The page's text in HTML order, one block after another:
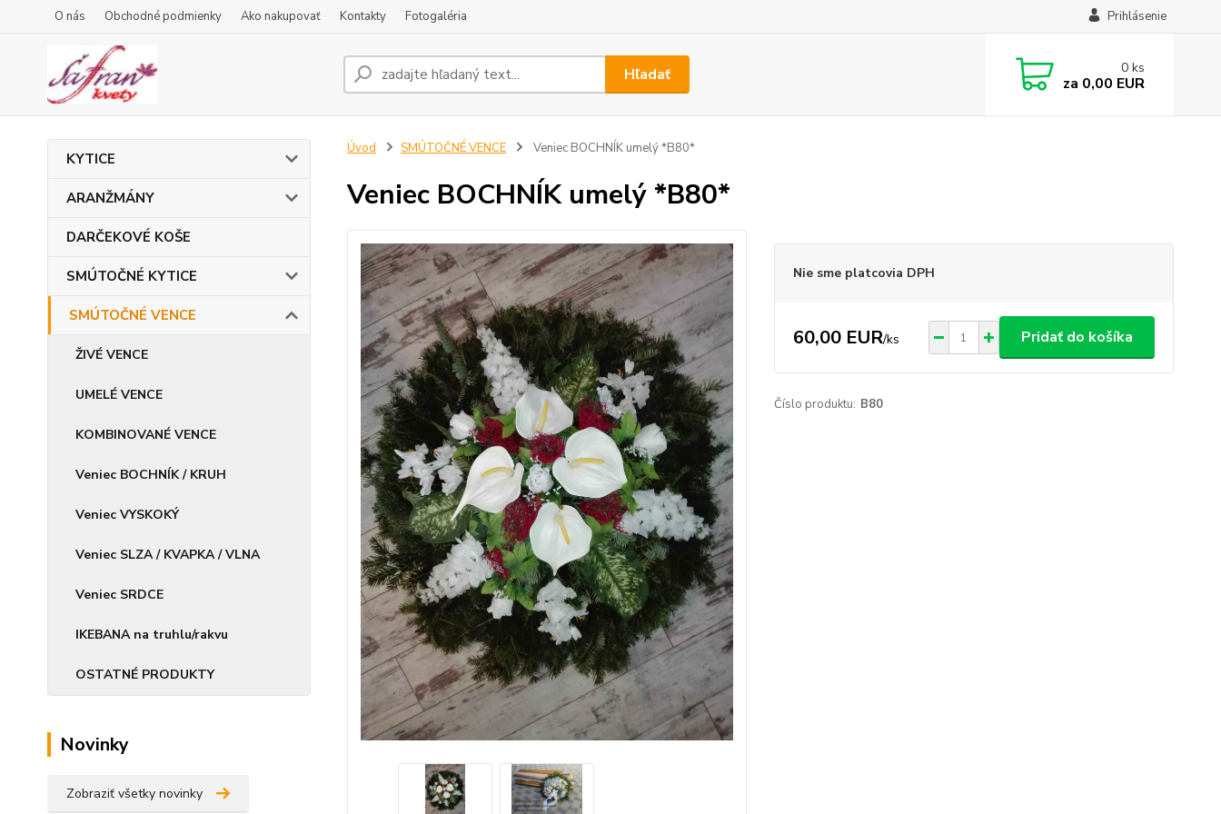
O nás Obchodné podmienky Ako nakupovať Kontakty Fotogaléria Prihlásenie
Hľadať 0 ks
za 0,00 EUR
KYTICE
ARANŽMÁNY
DARČEKOVÉ KOŠE
SMÚTOČNÉ KYTICE
SMÚTOČNÉ VENCE
ŽIVÉ VENCE
UMELÉ VENCE
KOMBINOVANÉ VENCE
Veniec BOCHNÍK / KRUH
Veniec VYSKOKÝ
Veniec SLZA / KVAPKA / VLNA
Veniec SRDCE
IKEBANA na truhlu/rakvu
OSTATNÉ PRODUKTY
Novinky
Zobraziť všetky novinky
Úvod SMÚTOČNÉ VENCE Veniec BOCHNÍK umelý *B80*
Veniec BOCHNÍK umelý *B80*
Nie sme platcovia DPH
60,00 EUR/ks Pridať do košíka
Číslo produktu: B80